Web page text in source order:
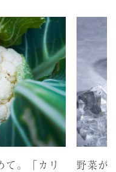
て。「カリ
野菜が